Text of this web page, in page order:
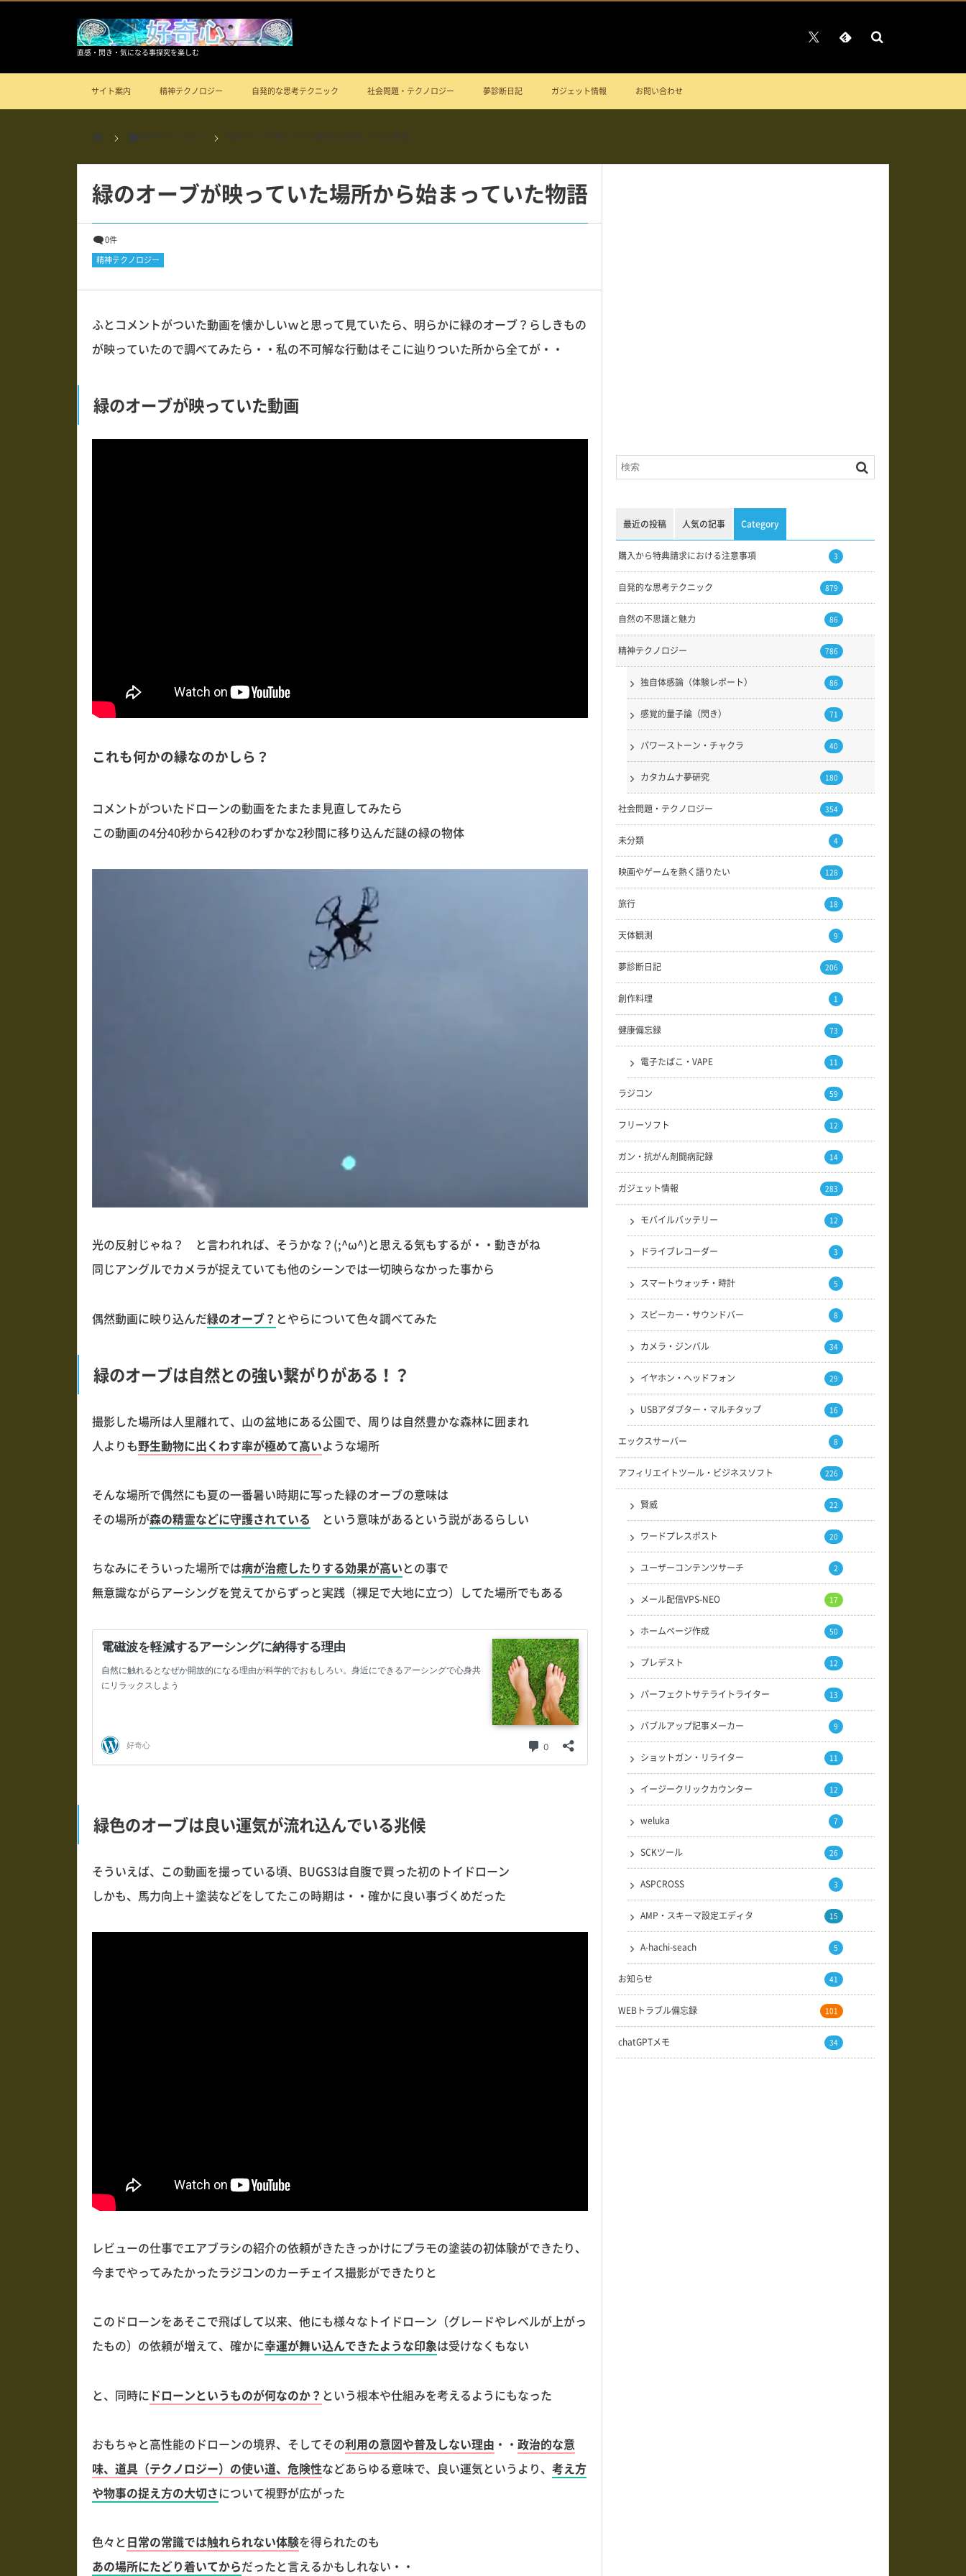
直感・閃き・気になる事探究を楽しむ
サイト案内 精神テクノロジー 自発的な思考テクニック 社会問題・テクノロジー 夢診断日記 ガジェット情報 お問い合わせ
精神テクノロジー 緑のオーブが映っていた場所から始まっていた物語
緑のオーブが映っていた場所から始まっていた物語
0件
精神テクノロジー
ふとコメントがついた動画を懐かしいｗと思って見ていたら、明らかに緑のオーブ？らしきもの
が映っていたので調べてみたら・・私の不可解な行動はそこに辿りついた所から全てが・・
緑のオーブが映っていた動画
これも何かの縁なのかしら？
コメントがついたドローンの動画をたまたま見直してみたら
この動画の4分40秒から42秒のわずかな2秒間に移り込んだ謎の緑の物体
光の反射じゃね？ と言われれば、そうかな？(;^ω^)と思える気もするが・・動きがね
同じアングルでカメラが捉えていても他のシーンでは一切映らなかった事から
偶然動画に映り込んだ緑のオーブ？ とやらについて色々調べてみた
緑のオーブは自然との強い繋がりがある！？
撮影した場所は人里離れて、山の盆地にある公園で、周りは自然豊かな森林に囲まれ
人よりも野生動物に出くわす率が極めて高いような場所
そんな場所で偶然にも夏の一番暑い時期に写った緑のオーブの意味は
その場所が森の精霊などに守護されている という意味があるという説があるらしい
ちなみにそういった場所では病が治癒したりする効果が高いとの事で
無意識ながらアーシングを覚えてからずっと実践（裸足で大地に立つ）してた場所でもある
緑色のオーブは良い運気が流れ込んでいる兆候
そういえば、この動画を撮っている頃、BUGS3は自腹で買った初のトイドローン
しかも、馬力向上＋塗装などをしてたこの時期は・・確かに良い事づくめだった
レビューの仕事でエアブラシの紹介の依頼がきたきっかけにプラモの塗装の初体験ができたり、
今までやってみたかったラジコンのカーチェイス撮影ができたりと
このドローンをあそこで飛ばして以来、他にも様々なトイドローン（グレードやレベルが上がっ
たもの）の依頼が増えて、確かに幸運が舞い込んできたような印象は受けなくもない
と、同時に ドローンというものが何なのか？ という根本や仕組みを考えるようにもなった
おもちゃと高性能のドローンの境界、そしてその利用の意図や普及しない理由 ・・ 政治的な意
味、道具（テクノロジー）の使い道、危険性などあらゆる意味で、良い運気というより、 考え方
や物事の捉え方の大切さについて視野が広がった
色々と日常の常識では触れられない体験を得られたのも
あの場所にたどり着いてからだったと言えるかもしれない・・
最近の投稿 人気の記事 Category
購入から特典請求における注意事項 3
自発的な思考テクニック 879
自然の不思議と魅力 86
精神テクノロジー 786
独自体感論（体験レポート） 86
感覚的量子論（閃き） 71
パワーストーン・チャクラ 40
カタカムナ夢研究 180
社会問題・テクノロジー 354
未分類 4
映画やゲームを熱く語りたい 128
旅行 18
天体観測 9
夢診断日記 206
創作料理 1
健康備忘録 73
電子たばこ・VAPE 11
ラジコン 59
フリーソフト 12
ガン・抗がん剤闘病記録 14
ガジェット情報 283
モバイルバッテリー 12
ドライブレコーダー 3
スマートウォッチ・時計 5
スピーカー・サウンドバー 8
カメラ・ジンバル 34
イヤホン・ヘッドフォン 29
USBアダプター・マルチタップ 16
エックスサーバー 8
アフィリエイトツール・ビジネスソフト 226
賢威 22
ワードプレスポスト 20
ユーザーコンテンツサーチ 2
メール配信VPS-NEO 17
ホームページ作成 50
プレデスト 12
パーフェクトサテライトライター 13
バブルアップ記事メーカー 9
ショットガン・リライター 11
イージークリックカウンター 12
weluka 7
SCKツール 26
ASPCROSS 3
AMP・スキーマ設定エディタ 15
A-hachi-seach 5
お知らせ 41
WEBトラブル備忘録 101
chatGPTメモ 34